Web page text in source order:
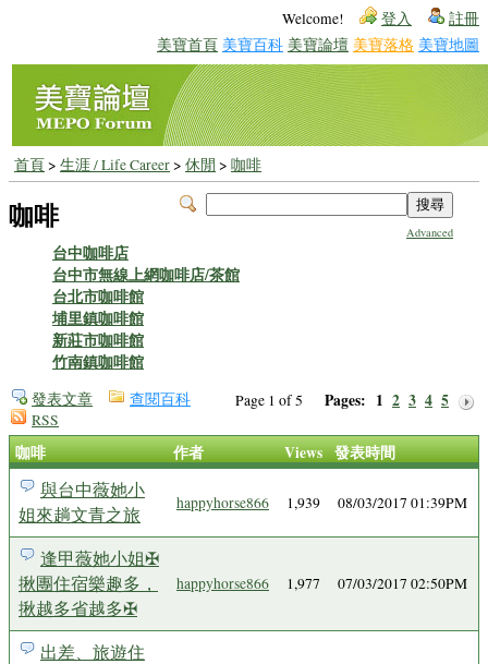
Welcome! 登入 註冊
美寶首頁 美寶百科 美寶論壇 美寶落格 美寶地圖
首頁> 生涯 / Life Career> 休閒 > 咖啡
Advanced
咖啡
台中咖啡店
台中市無線上網咖啡店/茶館
台北市咖啡館
埔里鎮咖啡館
新莊市咖啡館
竹南鎮咖啡館
Page 1 of 5 Pages: 1 2 3 4 5
發表文章
查閱百科
RSS
咖啡 作者 Views 發表時間
與台中薇她小
姐來趟文青之旅
happyhorse866 1,939 08/03/2017 01:39PM
逢甲薇她小姐✠
揪團住宿樂趣多，
揪越多省越多✠
happyhorse866 1,977 07/03/2017 02:50PM
出差、旅遊住